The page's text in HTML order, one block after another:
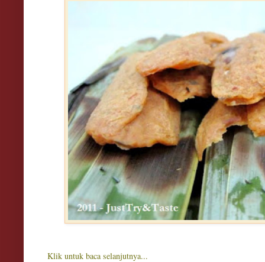
Klik untuk baca selanjutnya...